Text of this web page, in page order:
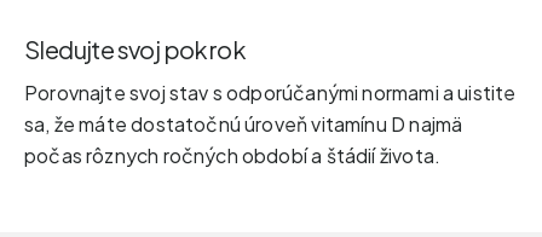
Sledujte svoj pokrok
Porovnajte svoj stav s odporúčanými normami a uistite
sa, že máte dostatočnú úroveň vitamínu D najmä
počas rôznych ročných období a štádií života.